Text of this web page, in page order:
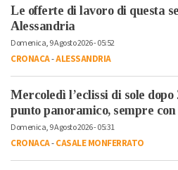
Le offerte di lavoro di questa
Alessandria
Domenica, 9 Agosto 2026 - 05:52
CRONACA-ALESSANDRIA
Mercoledì l’eclissi di sole
punto panoramico, sempre
Domenica, 9 Agosto 2026 - 05:31
CRONACA-CASALE MONFERRATO